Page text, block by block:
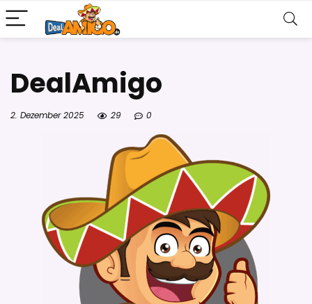
DealAmigo
2. Dezember 2025 29 0